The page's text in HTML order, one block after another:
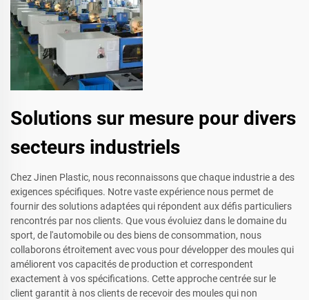
Solutions sur mesure pour divers
secteurs industriels
Chez Jinen Plastic, nous reconnaissons que chaque industrie a des
exigences spécifiques. Notre vaste expérience nous permet de
fournir des solutions adaptées qui répondent aux défis particuliers
rencontrés par nos clients. Que vous évoluiez dans le domaine du
sport, de l'automobile ou des biens de consommation, nous
collaborons étroitement avec vous pour développer des moules qui
améliorent vos capacités de production et correspondent
exactement à vos spécifications. Cette approche centrée sur le
client garantit à nos clients de recevoir des moules qui non